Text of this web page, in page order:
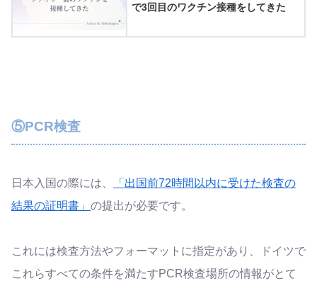
で3回目のワクチン接種をしてきた
⑤PCR検査
日本入国の際には、
「出国前72時間以内に受けた検査の
結果の証明書」 の提出が必要です。
これには検査方法やフォーマットに指定があり、ドイツで
これらすべての条件を満たすPCR検査場所の情報がとて